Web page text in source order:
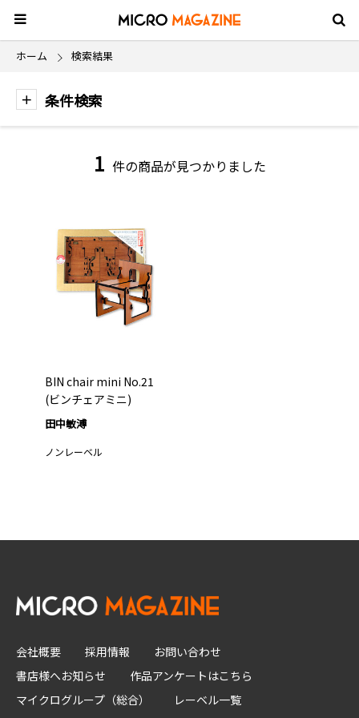
ホーム 検索結果
条件検索
1 件の商品が見つかりました
BIN chair mini No.21
(ビンチェアミニ)
田中敏溥
ノンレーベル
会社概要 採用情報
お問い合わせ
書店様へお知らせ
作品アンケートはこちら
マイクログループ（総合）
レーベル一覧